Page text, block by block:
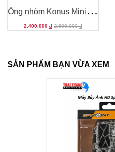
Ố
ng nhòm Konus MiniZoom 8-17x25
2.400.000 đ 2.600.000đ
SẢN PHẨM BẠN VỪA XEM